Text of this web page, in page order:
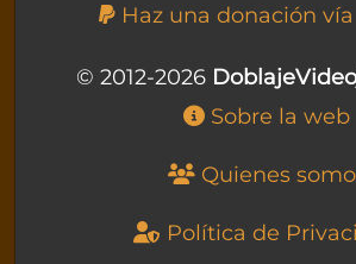
Haz una donación
© 2012-2026
Sobre la web
Quienes
Política de